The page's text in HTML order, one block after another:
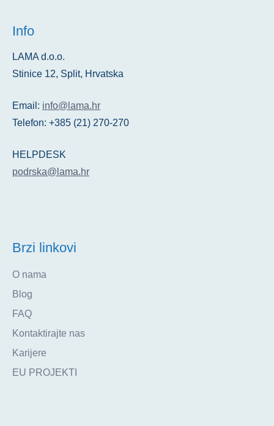
Info
LAMA d.o.o.
Stinice 12, Split, Hrvatska
Email: info@lama.hr
Telefon: +385 (21) 270-270
HELPDESK
podrska@lama.hr
Brzi linkovi
O nama
Blog
FAQ
Kontaktirajte nas
Karijere
EU PROJEKTI